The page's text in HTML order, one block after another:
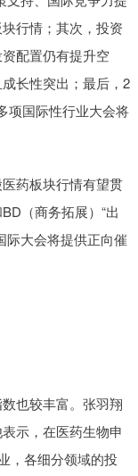
行情；其次，投资
配置仍有提升空
长性突出；最后，2
项国际性行业大会将
药板块行情有望贯
（商务拓展）“出
际大会将提供正向催
也较丰富。张羽翔
示，在医药生物申
，各细分领域的投